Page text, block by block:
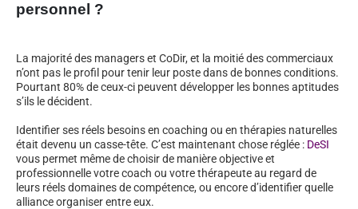
personnel ?
La majorité des managers et CoDir, et la moitié des commerciaux
n’ont pas le profil pour tenir leur poste dans de bonnes conditions.
Pourtant 80% de ceux-ci peuvent développer les bonnes aptitudes
s’ils le décident.
Identifier ses réels besoins en coaching ou en thérapies naturelles
était devenu un casse-tête. C’est maintenant chose réglée : DeSI
vous permet même de choisir de manière objective et
professionnelle votre coach ou votre thérapeute au regard de
leurs réels domaines de compétence, ou encore d’identifier quelle
alliance organiser entre eux.